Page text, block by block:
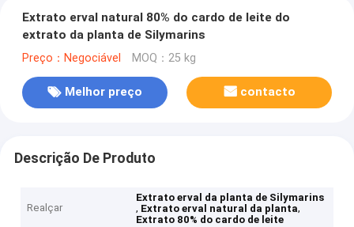
Extrato erval natural 80% do cardo de leite do
extrato da planta de Silymarins
Preço：Negociável MOQ：25 kg
Melhor preço contacto
Descrição De Produto
Realçar
Extrato erval da planta de Silymarins
, Extrato erval natural da planta,
Extrato 80% do cardo de leite